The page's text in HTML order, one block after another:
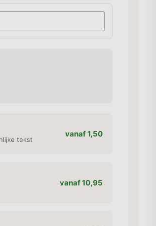
tekst
vanaf 1,50
vanaf 10,95